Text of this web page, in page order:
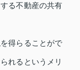
る不動産の共有
得らることがで
れるというメリ